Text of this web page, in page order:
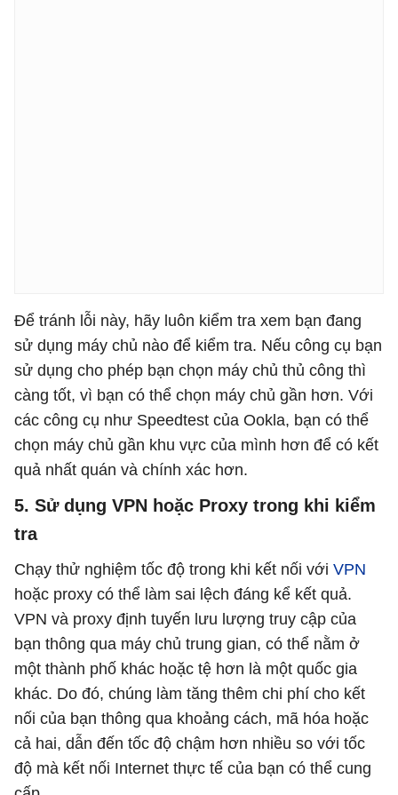
Để tránh lỗi này, hãy luôn kiểm tra xem bạn đang
sử dụng máy chủ nào để kiểm tra. Nếu công cụ bạn
sử dụng cho phép bạn chọn máy chủ thủ công thì
càng tốt, vì bạn có thể chọn máy chủ gần hơn. Với
các công cụ như Speedtest của Ookla, bạn có thể
chọn máy chủ gần khu vực của mình hơn để có kết
quả nhất quán và chính xác hơn.
5. Sử dụng VPN hoặc Proxy trong khi kiểm
tra
Chạy thử nghiệm tốc độ trong khi kết nối với VPN
hoặc proxy có thể làm sai lệch đáng kể kết quả.
VPN và proxy định tuyến lưu lượng truy cập của
bạn thông qua máy chủ trung gian, có thể nằm ở
một thành phố khác hoặc tệ hơn là một quốc gia
khác. Do đó, chúng làm tăng thêm chi phí cho kết
nối của bạn thông qua khoảng cách, mã hóa hoặc
cả hai, dẫn đến tốc độ chậm hơn nhiều so với tốc
độ mà kết nối Internet thực tế của bạn có thể cung